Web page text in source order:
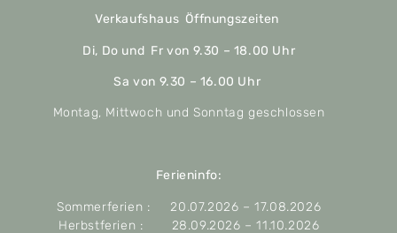
Verkaufshaus Öffnungszeiten
Di, Do und Fr von 9.30 – 18.00 Uhr
Sa von 9.30 – 16.00 Uhr
Montag, Mittwoch und Sonntag geschlossen
Ferieninfo:
Sommerferien : 20.07.2026 – 17.08.2026
Herbstferien : 28.09.2026 – 11.10.2026